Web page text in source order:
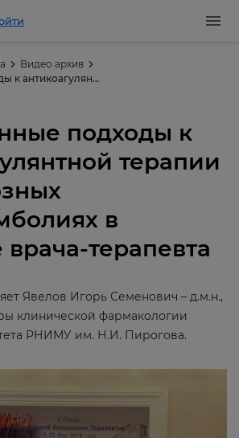
Видео архив
Современные подходы к антикоагулянтной терапии при венозных тромбоэмболиях в практике врача-терапевта
подходы к
терапии
в
врача-терапевта
Явелов Игорь Семенович – д.м.н.,
клинической фармакологии
РНИМУ им. Н.И. Пирогова.